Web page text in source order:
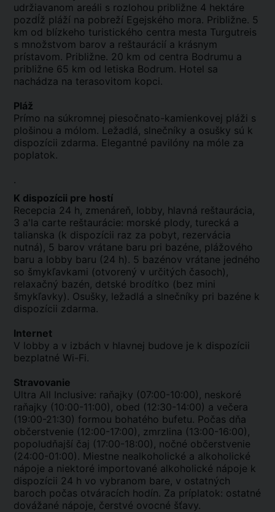
udržiavanom areáli s rozlohou približne 4 hektáre
pozdĺž pláží na pobreží Egejského mora. Približne. 5
km od blízkeho turistického centra mesta Turgutreis
s množstvom barov a reštaurácií a krásnym
prístavom. Približne. 20 km od centra Bodrumu a
približne 65 km od letiska Bodrum. Hotel sa
nachádza na terasovitom kopci.
Pláž
Prímo na súkromnej piesočnato-kamienkovej pláži s
plošinou a mólom. Ležadlá, slnečníky a osušky sú k
dispozícii zdarma. Elegantné pavilóny na móle za
poplatok.
.
K dispozícii pre hostí
Recepcia 24 h, zmenáreň, lobby, hlavná reštaurácia,
3 a'la carte reštaurácie: morské plody, turecká a
talianska (k dispozícii raz za pobyt, rezervácia
nutná), 5 barov vrátane baru pri bazéne, plážového
baru a lobby baru (24 h). 5 bazénov vrátane jedného
so šmykľavkami (otvorený v určitých časoch),
relaxačný bazén, detské brodítko (bez mini
šmykľavky). Osušky, ležadlá a slnečníky pri bazéne k
dispozícii zdarma.
Internet
V lobby a v izbách v hlavnej budove je k dispozícii
bezplatné Wi-Fi.
Stravovanie
Ultra All Inclusive: raňajky (07:00-10:00), neskoré
raňajky (10:00-11:00), obed (12:30-14:00) a večera
(19:00-21:30) formou bohatého bufetu. Počas dňa
občerstvenie (12:00-17:00), zmrzlina (13:00-16:00),
popoludňajší čaj (17:00-18:00), nočné občerstvenie
(24:00-01:00). Miestne nealkoholické a alkoholické
nápoje a niektoré importované alkoholické nápoje k
dispozícii 24 h vo vybranom bare, v ostatných
baroch počas otváracích hodín. Za príplatok: ostatné
dovážané nápoje, čerstvé ovocné šťavy.